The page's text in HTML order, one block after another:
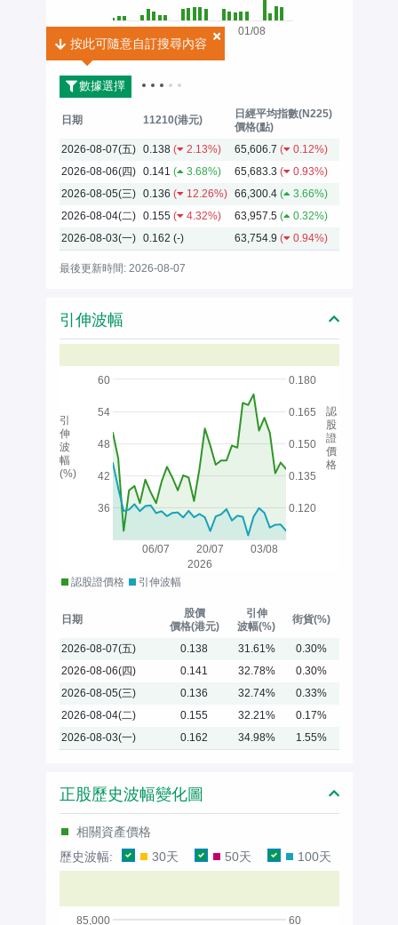
01/08
2026
數據選擇
按此可隨意自訂搜尋內容
按此可隨意自訂搜尋內容
日期 11210(港元)
日經平均指數(N225)
價格(點)
2026-08-07(五) 0.138 ( 2.13%) 65,606.7 (
0.12%)
2026-08-06(四) 0.141 ( 3.68%) 65,683.3 (
0.93%)
2026-08-05(三) 0.136 ( 12.26%) 66,300.4 (
3.66%)
2026-08-04(二) 0.155 ( 4.32%) 63,957.5 (
0.32%)
2026-08-03(一) 0.162 (-) 63,754.9 ( 0.94%)
最後更新時間: 2026-08-07
引伸波幅
06/07 20/07 03/08
36
42
48
54
60
0.120
0.135
0.150
0.165
0.180
2026
引
伸
波
幅
(%)
認
股
證
價
格
認股證價格 引伸波幅
日期
股價
價格(港元)
引伸
波幅(%)
街貨(%)
2026-08-07(五) 0.138 31.61%
0.30%
2026-08-06(四)
0.141 32.78%
0.30%
2026-08-05(三)
0.136 32.74%
0.33%
2026-08-04(二)
0.155 32.21%
0.17%
2026-08-03(一)
0.162 34.98% 1.55%
正股歷史波幅變化圖
相關資產價格
歷史波幅:
30天 50天 100天
85,000 60